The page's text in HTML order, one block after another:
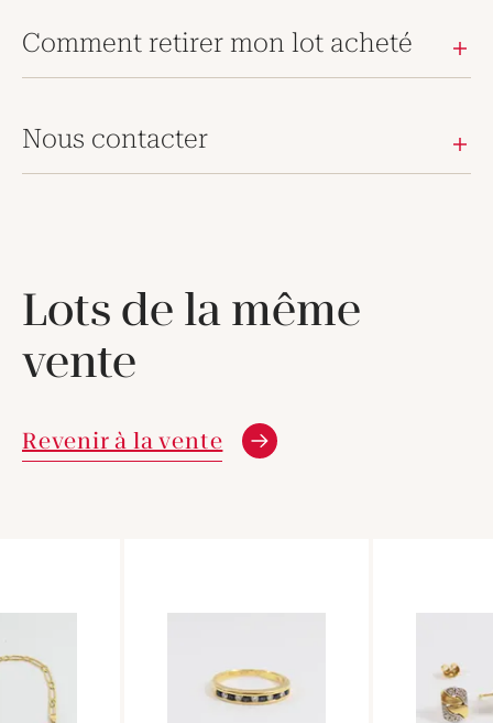
Comment retirer mon lot acheté
Nous contacter
Lots de la même
vente
Revenir à la vente